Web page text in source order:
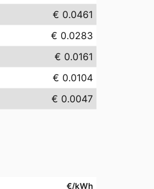
€ 0.0461
€ 0.0283
€ 0.0161
€ 0.0104
€ 0.0047
€/kWh